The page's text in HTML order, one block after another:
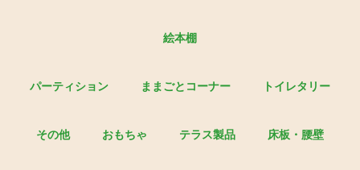
絵本棚
パーティション ままごとコーナー トイレタリー
その他 おもちゃ テラス製品 床板・腰壁